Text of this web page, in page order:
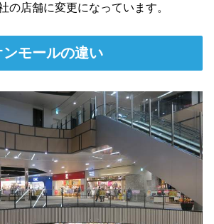
の店舗に変更になっています。
モールの違い